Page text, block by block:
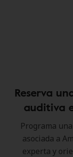
Reserva
auditiva
Programa
asociada a
experta y